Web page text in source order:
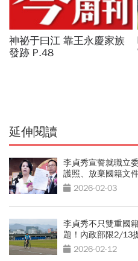
神祕于曰江 靠王永慶家族
發跡 P.48
延伸閱讀
李貞秀宣誓就職立
護照、放棄國籍文
2026-02-03
李貞秀不只雙重國
題！內政部限2/13
2026-02-12